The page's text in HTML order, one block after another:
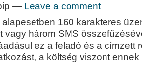
— Leave a comment
160 karakteres
vagy három SMS
ez a feladó és a címzett
a költség viszont ennek